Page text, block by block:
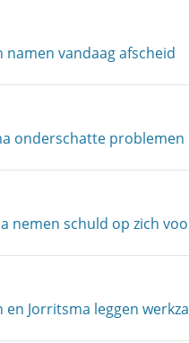
namen vandaag afscheid
onderschatte
nemen schuld op zich
en Jorritsma leggen